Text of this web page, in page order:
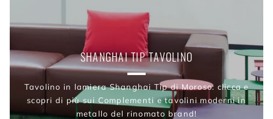
SHANGHAI TIP TAVOLINO
Tavolino in lamiera Shanghai Tip di Moroso: clicca e
scopri di più sui Complementi e tavolini moderni in
metallo del rinomato brand!